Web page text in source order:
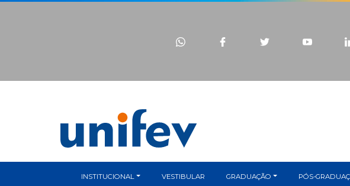
INSTITUCIONAL VESTIBULAR GRADUAÇÃO PÓS-